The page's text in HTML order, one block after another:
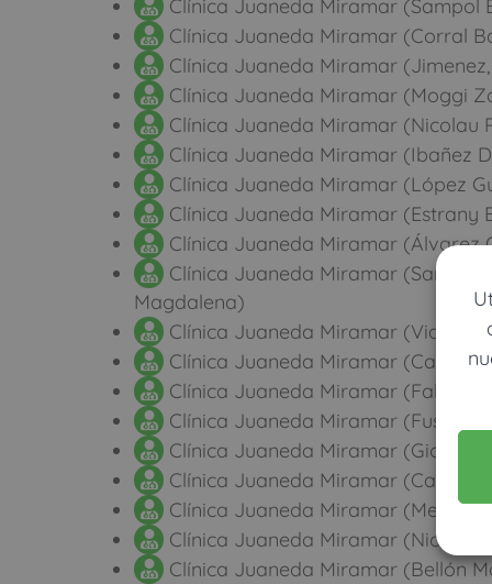
Clínica Juaneda Miramar (Sampol
Clínica Juaneda Miramar (Corral
Clínica Juaneda Miramar
Clínica Juaneda Miramar (Moggi
Clínica Juaneda Miramar (Nicolau
Clínica Juaneda Miramar (Ibañez
Clínica Juaneda Miramar (López
Clínica Juaneda Miramar (Estrany
Clínica Juaneda Miramar (Álvarez
Clínica Juaneda Miramar
Magdalena)
Clínica Juaneda Miramar (Vidal,
Clínica Juaneda Miramar (Cayuela
Clínica Juaneda Miramar (Falcó
Clínica Juaneda Miramar (Fuster
Clínica Juaneda Miramar
Clínica Juaneda Miramar
Clínica Juaneda Miramar (Mestre
Clínica Juaneda Miramar (Nicolau
Clínica Juaneda Miramar (Bellón